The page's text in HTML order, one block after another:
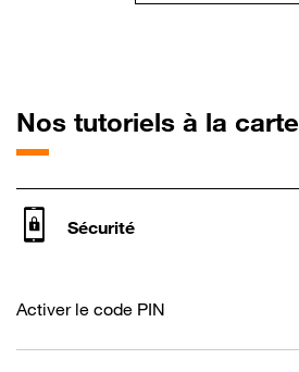
Nos tutoriels à la carte
Sécurité
Activer le code PIN